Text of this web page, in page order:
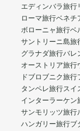
エディンバラ旅行
ローマ旅行ベネチ
ボローニャ旅行ベ
サントリーニ島旅
グラナダ旅行バレ
オーストリア旅行
ドブロブニク旅行
タンペレ旅行スイ
インターラーケン
サンモリッツ旅行
ハンガリー旅行ブ